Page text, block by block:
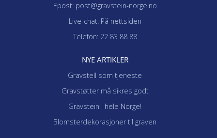
Epost: post@gravstein-norge.no
Live-chat: På nettsiden
Telefon: 22 83 88 88
NYE ARTIKLER
Gravstell som tjeneste
Gravstøtter må sikres godt
Gravstein i hele Norge!
Blomsterdekorasjoner til graven